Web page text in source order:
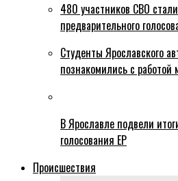
480 участников СВО
предварительного
Студенты Ярославского
познакомились с работой
В Ярославле подвели
голосования ЕР
Происшествия